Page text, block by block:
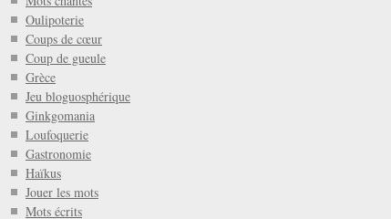
Oulipoterie
Coups de cœur
Coup de gueule
Grèce
Jeu bloguosphérique
Ginkgomania
Loufoquerie
Gastronomie
Haïkus
Jouer les mots
Mots écrits